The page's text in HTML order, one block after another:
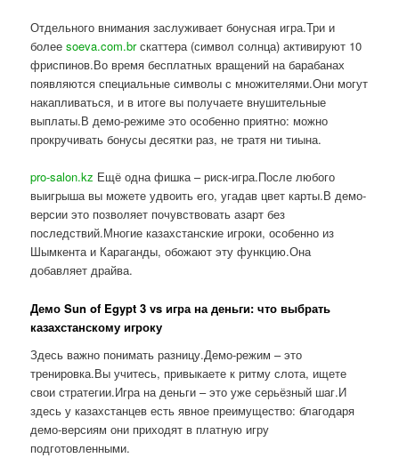
Отдельного внимания заслуживает бонусная игра.Три и
болееsoeva.com.brскаттера (символ солнца) активируют 10
фриспинов.Во время бесплатных вращений на барабанах
появляются специальные символы с множителями.Они могут
накапливаться, и в итоге вы получаете внушительные
выплаты.В демо-режиме это особенно приятно: можно
прокручивать бонусы десятки раз, не тратя ни тиына.
pro-salon.kz Ещё одна фишка – риск-игра.После любого
выигрыша вы можете удвоить его, угадав цвет карты.В демо-
версии это позволяет почувствовать азарт без
последствий.Многие казахстанские игроки, особенно из
Шымкента и Караганды, обожают эту функцию.Она
добавляет драйва.
Демо Sun of Egypt 3 vs игра на деньги: что выбрать
казахстанскому игроку
Здесь важно понимать разницу.Демо-режим – это
тренировка.Вы учитесь, привыкаете к ритму слота, ищете
свои стратегии.Игра на деньги – это уже серьёзный шаг.И
здесь у казахстанцев есть явное преимущество: благодаря
демо-версиям они приходят в платную игру
подготовленными.